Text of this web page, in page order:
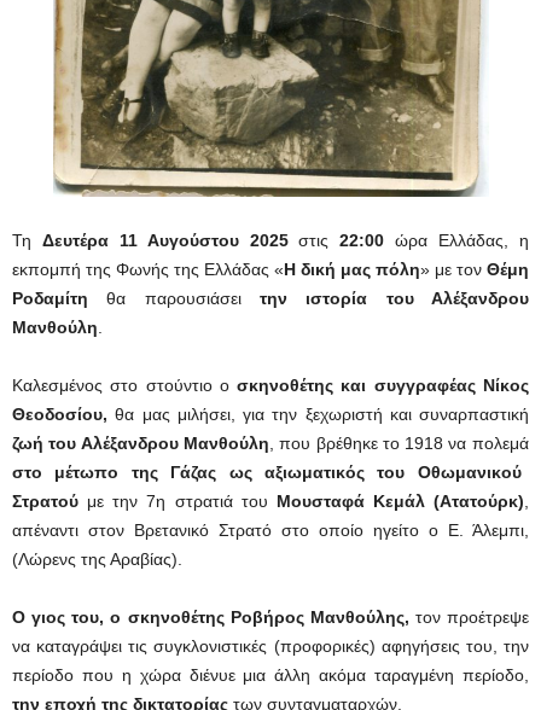
Τη Δευτέρα 11 Αυγούστου 2025στις22:00 ώρα Ελλάδας, η
εκπομπή της Φωνής της Ελλάδας «Η δική μας πόλη» με τον Θέμη
Ροδαμίτηθα παρουσιάσειτην ιστορία του Αλέξανδρου
Μανθούλη.
Καλεσμένος στο στούντιο οσκηνοθέτης και συγγραφέας Νίκος
Θεοδοσίου,θα μας μιλήσει, για την ξεχωριστή και συναρπαστική
ζωή του Αλέξανδρου Μανθούλη, που βρέθηκε το 1918 να πολεμά
στο μέτωπο της Γάζας ως αξιωματικός του Οθωμανικού
Στρατού με την 7η στρατιά του Μουσταφά Κεμάλ (Ατατούρκ),
απέναντι στον Βρετανικό Στρατό στο οποίο ηγείτο ο Ε. Άλεμπι,
(Λώρενς της Αραβίας).
Ο γιος του, ο σκηνοθέτης Ροβήρος Μανθούλης, τον προέτρεψε
να καταγράψει τις συγκλονιστικές (προφορικές) αφηγήσεις του, την
περίοδο που η χώρα διένυε μια άλλη ακόμα ταραγμένη περίοδο,
την εποχή της δικτατορίας των συνταγματαρχών.